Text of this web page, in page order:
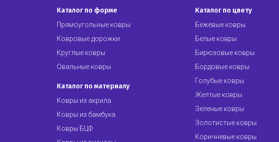
Каталог по форме
Прямоугольные ковры
Ковровые дорожки
Круглые ковры
Овальные ковры
Каталог по материалу
Ковры из акрила
Ковры из бамбука
Ковры БЦФ
Каталог по цвету
Бежевые ковры
Белые ковры
Бирюзовые ковры
Бордовые ковры
Голубые ковры
Желтые ковры
Зеленые ковры
Золотистые ковры
Коричневые ковры